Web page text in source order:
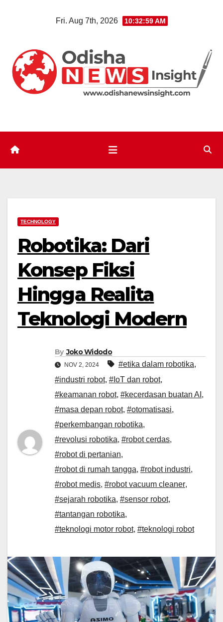
Fri. Aug 7th, 2026 10:33:00 AM
TECHNOLOGY
Robotika: Dari
Konsep Fiksi
Hingga Realita
Teknologi Modern
By Joko Widodo
NOV 2, 2024 #etika dalam robotika,
#industri robot, #IoT dan robot,
#keamanan robot, #kecerdasan buatan AI ,
#masa depan robot, #otomatisasi,
#perkembangan robotika,
#revolusi robotika, #robot cerdas,
#robot di pertanian,
#robot di rumah tangga, #robot industri,
#robot medis, #robot vacuum cleaner,
#sejarah robotika, #sensor robot,
#tantangan robotika,
#teknologi motor robot, #teknologi robot